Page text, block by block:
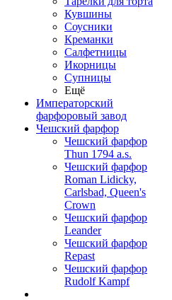
Кувшины
Соусники
Креманки
Салфетницы
Икорницы
Супницы
Ещё
Императорский
фарфоровый завод
Чешский фарфор
Чешский фарфор
Thun 1794 a.s.
Чешский фарфор
Roman Lidicky,
Carlsbad, Queen's
Crown
Чешский фарфор
Leander
Чешский фарфор
Repast
Чешский фарфор
Rudolf Kampf